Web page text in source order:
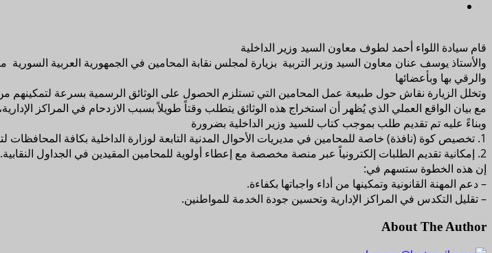
قام سيادة اللواء أحمد لطوف معاون السيد وزير الداخلية
والأستاذ يوسف عنان معاون السيد وزير التربية بزيارة لمجلس نقابة المحامين في الجمهورية العربية
والرقي بها وبأعضائها
وتخلل الزيارة نقاش حول طبيعة عمل المحامين التي تستلزم الحصول على الوثائق الرسمية بسرعة لتمكينهم من
مع بيان الواقع العملي الذي يُظهر أن استخراج هذه الوثائق يتطلب وقتاً طويلاً بسبب الازدحام في المراكز
وبناءً عليه تم تقديم طلب بموجب كتاب للسيد وزير الداخلية بضرورة
1. تخصيص كوة (نافذة) خاصة للمحامين في مديريات الأحوال المدنية التابعة لوزارة الداخلية بكافة المحافظات لتسريع إجراءات استخراج الوثائق.
2. إمكانية تقديم الطلبات إلكترونياً عبر منصة مخصصة مع إعطاء أولوية للمحامين المقيدين في الجداول النقابية.
إن هذه الخطوة ستسهم في:
– دعم المهنة القانونية وتمكينها من أداء واجباتها بكفاءة.
– تقليل التكدس في المراكز الإدارية وتحسين جودة الخدمة للمواطنين.
About The Author